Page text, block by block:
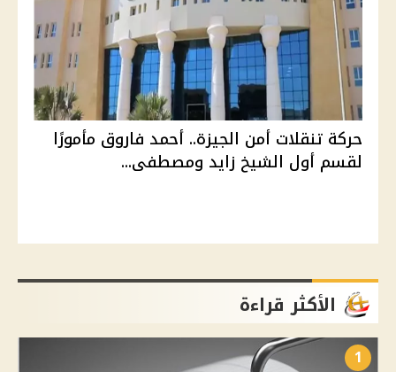
حركة تنقلات أمن الجيزة.. أحمد فاروق مأمورًا
لقسم أول الشيخ زايد ومصطفى...
الأكثر قراءة
1